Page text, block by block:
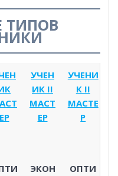
ТИПОВ
ЕР
УЧЕН
ИК II
МАСТ
ЕР
УЧЕНИ
К II
МАСТЕ
Р
ЭКОН
ОПТИ